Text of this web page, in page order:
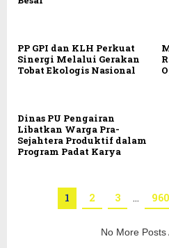
PP GPI dan KLH Perkuat
Sinergi Melalui Gerakan
Tobat Ekologis Nasional
Dinas PU Pengairan
Libatkan Warga Pra-
Sejahtera Produktif dalam
Program Padat Karya
1 2 3 … 960
No More Posts